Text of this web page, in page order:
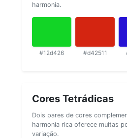
harmonia.
#12d426 #d42511
Cores Tetrádicas
Dois pares de cores
harmonia rica oferece muitas
variação.